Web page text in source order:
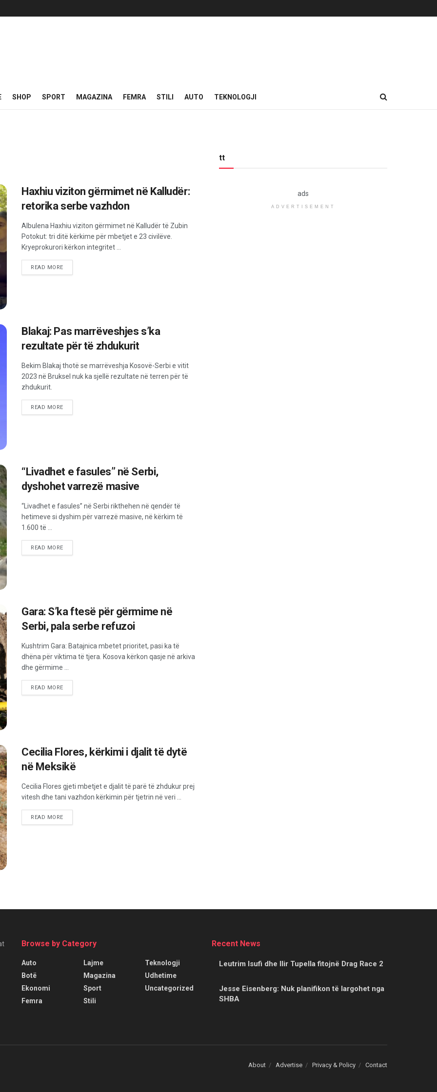
SHOP SPORT MAGAZINA FEMRA STILI AUTO TEKNOLOGJI
Haxhiu viziton gërmimet në Kalludër:
retorika serbe vazhdon
Albulena Haxhiu viziton gërmimet në Kalludër të Zubin
Potokut: tri ditë kërkime për mbetjet e 23 civilëve.
Kryeprokurori kërkon integritet ...
READ MORE
Blakaj: Pas marrëveshjes s’ka
rezultate për të zhdukurit
Bekim Blakaj thotë se marrëveshja Kosovë-Serbi e vitit
2023 në Bruksel nuk ka sjellë rezultate në terren për të
zhdukurit.
READ MORE
“Livadhet e fasules” në Serbi,
dyshohet varrezë masive
“Livadhet e fasules” në Serbi rikthehen në qendër të
hetimeve si dyshim për varrezë masive, në kërkim të
1.600 të ...
READ MORE
Gara: S’ka ftesë për gërmime në
Serbi, pala serbe refuzoi
Kushtrim Gara: Batajnica mbetet prioritet, pasi ka të
dhëna për viktima të tjera. Kosova kërkon qasje në arkiva
dhe gërmime ...
READ MORE
Cecilia Flores, kërkimi i djalit të dytë
në Meksikë
Cecilia Flores gjeti mbetjet e djalit të parë të zhdukur prej
vitesh dhe tani vazhdon kërkimin për tjetrin në veri ...
READ MORE
tt
ads
ADVERTISEMENT
Browse by Category
Auto
Botë
Ekonomi
Femra
Lajme
Magazina
Sport
Stili
Teknologji
Udhetime
Uncategorized
Recent News
Leutrim Isufi dhe Ilir Tupella fitojnë Drag Race 2
Jesse Eisenberg: Nuk planifikon të largohet nga
SHBA
About Advertise Privacy & Policy Contact